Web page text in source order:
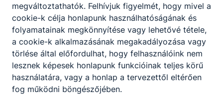
megváltoztathatók. Felhívjuk figyelmét, hogy mivel a
cookie-k célja honlapunk használhatóságának és
folyamatainak megkönnyítése vagy lehetővé tétele,
a cookie-k alkalmazásának megakadályozása vagy
törlése által előfordulhat, hogy felhasználóink nem
lesznek képesek honlapunk funkcióinak teljes körű
használatára, vagy a honlap a tervezettől eltérően
fog működni böngészőjében.